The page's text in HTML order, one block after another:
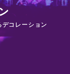
コレーション